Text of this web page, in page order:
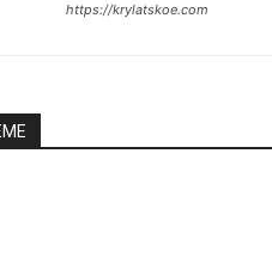
https://krylatskoe.com